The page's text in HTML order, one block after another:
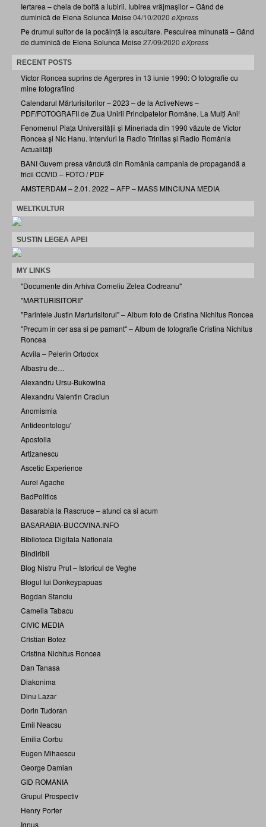
Iertarea – cheia de boltă a iubirii. Iubirea vrăjmașilor – Gând de
duminică de Elena Solunca Moise 04/10/2020 eXpress
Pe drumul suitor de la pocăință la ascultare. Pescuirea minunată – Gând
de duminică de Elena Solunca Moise 27/09/2020 eXpress
RECENT POSTS
Victor Roncea suprins de Agerpres în 13 iunie 1990: O fotografie cu
mine fotografiind
Calendarul Mărturisitorilor – 2023 – de la ActiveNews –
PDF/FOTOGRAFII de Ziua Unirii Principatelor Române. La Mulți Ani!
Fenomenul Piața Universității și Mineriada din 1990 văzute de Victor
Roncea și Nic Hanu. Interviuri la Radio Trinitas și Radio România
Actualități
BANI Guvern presa vândută din România campania de propagandă a
fricii COVID – FOTO / PDF
AMSTERDAM – 2.01. 2022 – AFP – MASS MINCIUNA MEDIA
WELTKULTUR
SUSTIN LEGEA APEI
MY LINKS
"Documente din Arhiva Corneliu Zelea Codreanu"
"MARTURISITORII"
"Parintele Justin Marturisitorul" – Album foto de Cristina Nichitus Roncea
"Precum in cer asa si pe pamant" – Album de fotografie Cristina Nichitus
Roncea
Acvila – Pelerin Ortodox
Albastru de…
Alexandru Ursu-Bukowina
Alexandru Valentin Craciun
Anomismia
Antideontologu'
Apostolia
Artizanescu
Ascetic Experience
Aurel Agache
BadPolitics
Basarabia la Rascruce – atunci ca si acum
BASARABIA-BUCOVINA.INFO
Biblioteca Digitala Nationala
Bindiribli
Blog Nistru Prut – Istoricul de Veghe
Blogul lui Donkeypapuas
Bogdan Stanciu
Camelia Tabacu
CIVIC MEDIA
Cristian Botez
Cristina Nichitus Roncea
Dan Tanasa
Diakonima
Dinu Lazar
Dorin Tudoran
Emil Neacsu
Emilia Corbu
Eugen Mihaescu
George Damian
GID ROMANIA
Grupul Prospectiv
Henry Porter
Ignus